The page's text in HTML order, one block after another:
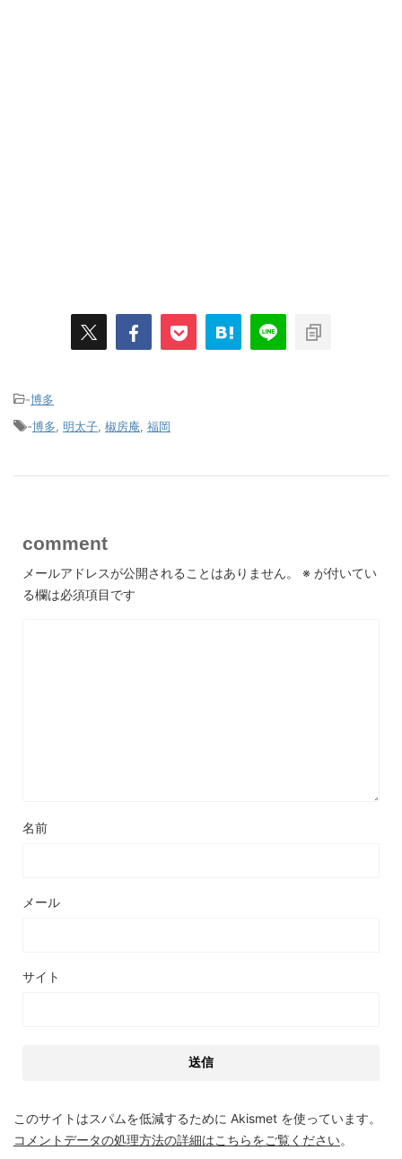
-博多
-博多 明太子 椒房庵 福岡
comment
メールアドレスが公開されることはありません。 ※ が付いてい
る欄は必須項目です
名前
メール
サイト
このサイトはスパムを低減するために Akismet を使っています。
コメントデータの処理方法の詳細はこちらをご覧ください。